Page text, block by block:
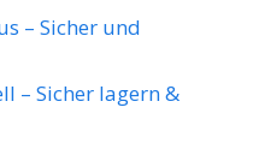
– Sicher und
– Sicher lagern &